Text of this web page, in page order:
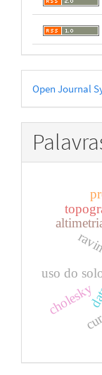
por
Open Journal
uso do
cholesky